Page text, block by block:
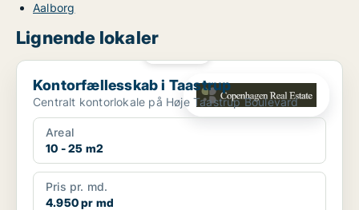
Aalborg
Lignende lokaler
Kontorfællesskab i Taastrup
Kontorfællesskab i Taastrup
Centralt kontorlokale på Høje Taastrup Boulevard
Areal
10 - 25 m2
Pris pr. md.
4.950 pr md